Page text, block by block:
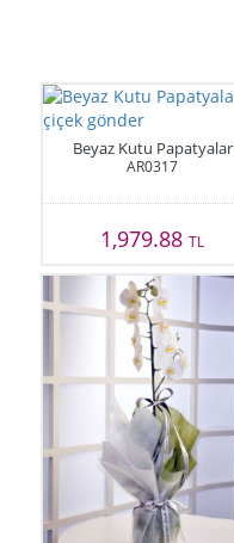
Beyaz Kutu Papatyalar
AR0317
1,979.88TL